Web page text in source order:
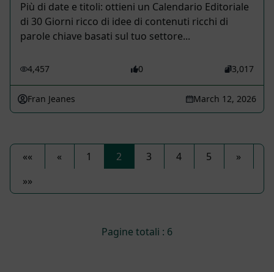
Più di date e titoli: ottieni un Calendario Editoriale
di 30 Giorni ricco di idee di contenuti ricchi di
parole chiave basati sul tuo settore...
4,457 0 3,017
Fran Jeanes March 12, 2026
«« « 1 2 3 4 5
»
»»
Pagine totali : 6